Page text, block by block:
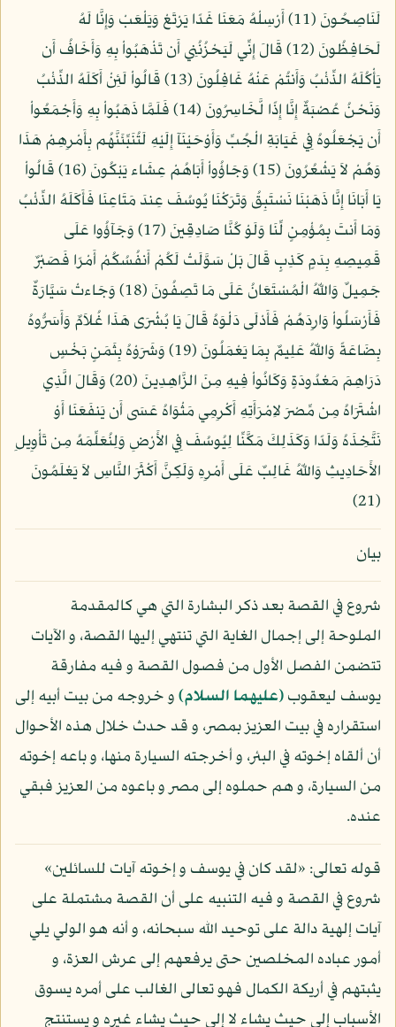
لَنَاصِحُونَ (11) أَرْسِلْهُ مَعَنَا غَدًا يَرْتَعْ وَيَلْعَبْ وَإِنَّا لَهُ
لَحَافِظُونَ (12) قَالَ إِنِّي لَيَحْزُنُنِي أَن تَذْهَبُواْ بِهِ وَأَخَافُ أَن
يَأْكُلَهُ الذِّئْبُ وَأَنتُمْ عَنْهُ غَافِلُونَ (13) قَالُواْ لَئِنْ أَكَلَهُ الذِّئْبُ
وَنَحْنُ عُصْبَةٌ إِنَّا إِذًا لَّخَاسِرُونَ (14) فَلَمَّا ذَهَبُواْ بِهِ وَأَجْمَعُواْ
أَن يَجْعَلُوهُ فِي غَيَابَةِ الْجُبِّ وَأَوْحَيْنَآ إِلَيْهِ لَتُنَبِّئَنَّهُم بِأَمْرِهِمْ هَذَا
وَهُمْ لاَ يَشْعُرُونَ (15) وَجَاؤُواْ أَبَاهُمْ عِشَاء يَبْكُونَ (16) قَالُواْ
يَا أَبَانَا إِنَّا ذَهَبْنَا نَسْتَبِقُ وَتَرَكْنَا يُوسُفَ عِندَ مَتَاعِنَا فَأَكَلَهُ الذِّئْبُ
وَمَا أَنتَ بِمُؤْمِنٍ لِّنَا وَلَوْ كُنَّا صَادِقِينَ (17) وَجَآؤُوا عَلَى
قَمِيصِهِ بِدَمٍ كَذِبٍ قَالَ بَلْ سَوَّلَتْ لَكُمْ أَنفُسُكُمْ أَمْرًا فَصَبْرٌ
جَمِيلٌ وَاللّهُ الْمُسْتَعَانُ عَلَى مَا تَصِفُونَ (18) وَجَاءتْ سَيَّارَةٌ
فَأَرْسَلُواْ وَارِدَهُمْ فَأَدْلَى دَلْوَهُ قَالَ يَا بُشْرَى هَذَا غُلاَمٌ وَأَسَرُّوهُ
بِضَاعَةً وَاللّهُ عَلِيمٌ بِمَا يَعْمَلُونَ (19) وَشَرَوْهُ بِثَمَنٍ بَخْسٍ
دَرَاهِمَ مَعْدُودَةٍ وَكَانُواْ فِيهِ مِنَ الزَّاهِدِينَ (20) وَقَالَ الَّذِي
اشْتَرَاهُ مِن مِّصْرَ لاِمْرَأَتِهِ أَكْرِمِي مَثْوَاهُ عَسَى أَن يَنفَعَنَا أَوْ
نَتَّخِذَهُ وَلَدًا وَكَذَلِكَ مَكَّنِّا لِيُوسُفَ فِي الأَرْضِ وَلِنُعَلِّمَهُ مِن تَأْوِيلِ
الأَحَادِيثِ وَاللّهُ غَالِبٌ عَلَى أَمْرِهِ وَلَكِنَّ أَكْثَرَ النَّاسِ لاَ يَعْلَمُونَ
(21)
بيان
شروع في القصة بعد ذكر البشارة التي هي كالمقدمة
الملوحة إلى إجمال الغاية التي تنتهي إليها القصة، و الآيات
تتضمن الفصل الأول من فصول القصة و فيه مفارقة
يوسف ليعقوب(عليهما السلام)و خروجه من بيت أبيه إلى
استقراره في بيت العزيز بمصر، و قد حدث خلال هذه الأحوال
أن ألقاه إخوته في البئر، و أخرجته السيارة منها، و باعه إخوته
من السيارة، و هم حملوه إلى مصر و باعوه من العزيز فبقي
عنده.
قوله تعالى: «لقد كان في يوسف و إخوته آيات للسائلين»
شروع في القصة و فيه التنبيه على أن القصة مشتملة على
آيات إلهية دالة على توحيد الله سبحانه، و أنه هو الولي يلي
أمور عباده المخلصين حتى يرفعهم إلى عرش العزة، و
يثبتهم في أريكة الكمال فهو تعالى الغالب على أمره يسوق
الأسباب إلى حيث يشاء لا إلى حيث يشاء غيره و يستنتج